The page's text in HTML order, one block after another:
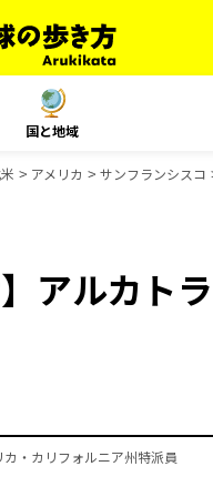
国と地域
アメリカ サンフランシスコ
】アルカト
カ・カリフォルニア州特派員